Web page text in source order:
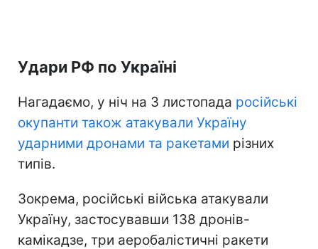
Удари РФ по Україні
Нагадаємо, у ніч на 3 листопада російські
окупанти також атакували Україну
ударними дронами та ракетами різних
типів.
Зокрема, російські війська атакували
Україну, застосувавши 138 дронів-
камікадзе, три аеробалістичні ракети